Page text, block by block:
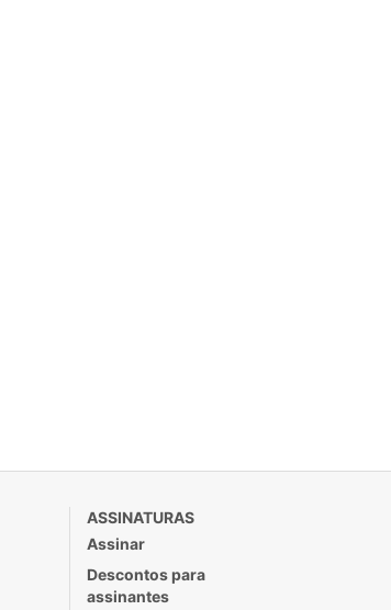
ASSINATURAS
Assinar
Descontos para
assinantes